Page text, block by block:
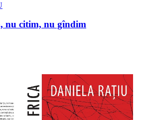
nu citim, nu gîndim